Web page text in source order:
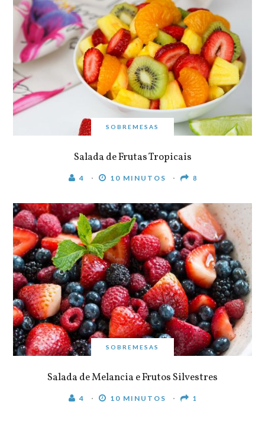
SOBREMESAS
Salada de Frutas Tropicais
4 10 MINUTOS 8
SOBREMESAS
Salada de Melancia e Frutos Silvestres
4 10 MINUTOS 1